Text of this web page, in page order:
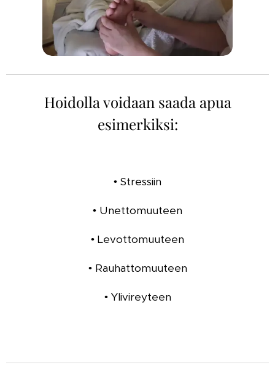
Hoidolla voidaan saada apua
esimerkiksi:
• Stressiin
• Unettomuuteen
• Levottomuuteen
• Rauhattomuuteen
• Ylivireyteen